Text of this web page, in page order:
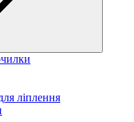
ліплення